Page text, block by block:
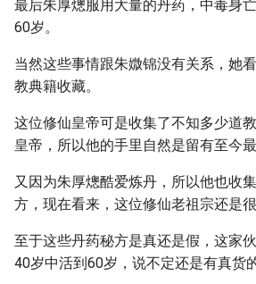
最后朱厚熜服用大量的丹药，中毒身
60岁。
当然这些事情跟朱媺锦没有关系，她
教典籍收藏。
这位修仙皇帝可是收集了不知多少道
皇帝，所以他的手里自然是留有至今
又因为朱厚熜酷爱炼丹，所以他也收
方，现在看来，这位修仙老祖宗还是
至于这些丹药秘方是真还是假，这家
40岁中活到60岁，说不定还是有真货的